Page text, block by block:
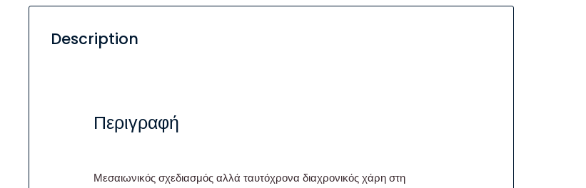
Description
Περιγραφή
Μεσαιωνικός σχεδιασμός αλλά ταυτόχρονα διαχρονικός χάρη στη